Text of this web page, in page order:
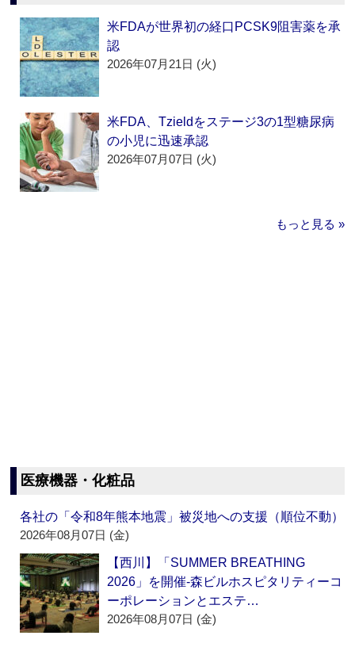
米FDAが世界初の経口PCSK9阻害薬を承
認
2026年07月21日 (火)
米FDA、Tzieldをステージ3の1型糖尿病
の小児に迅速承認
2026年07月07日 (火)
もっと見る »
医療機器・化粧品
各社の「令和8年熊本地震」被災地への支援（順位不動）
2026年08月07日 (金)
【西川】「SUMMER BREATHING
2026」を開催‐森ビルホスピタリティーコ
ーポレーションとエステ…
2026年08月07日 (金)